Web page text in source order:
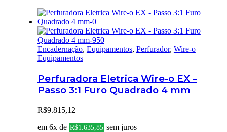
Encadernação, Equipamentos, Perfurador, Wire-o
Equipamentos
Perfuradora Eletrica Wire-o EX –
Passo 3:1 Furo Quadrado 4 mm
R$9.815,12
em 6x de R$1.635,85 sem juros